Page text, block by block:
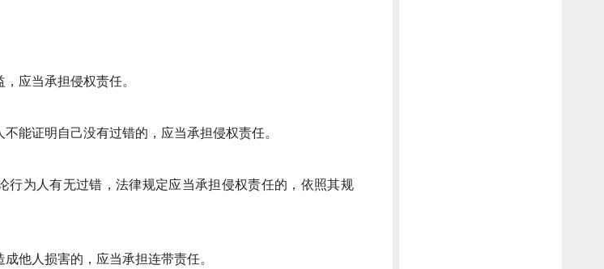
应当承担侵权责任。
能证明自己没有过错的，应当承担侵权责任。
行为人有无过错，法律规定应当承担侵权责任的，依照其规
他人损害的，应当承担连带责任。